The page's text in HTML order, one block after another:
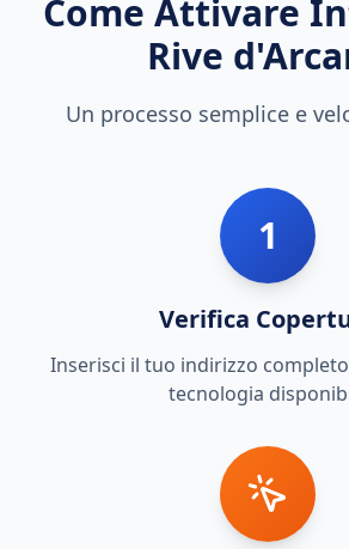
Come Attivare
Rive
Un processo semplice e
1
Verifica
Inserisci il tuo indirizzo
tecnologia